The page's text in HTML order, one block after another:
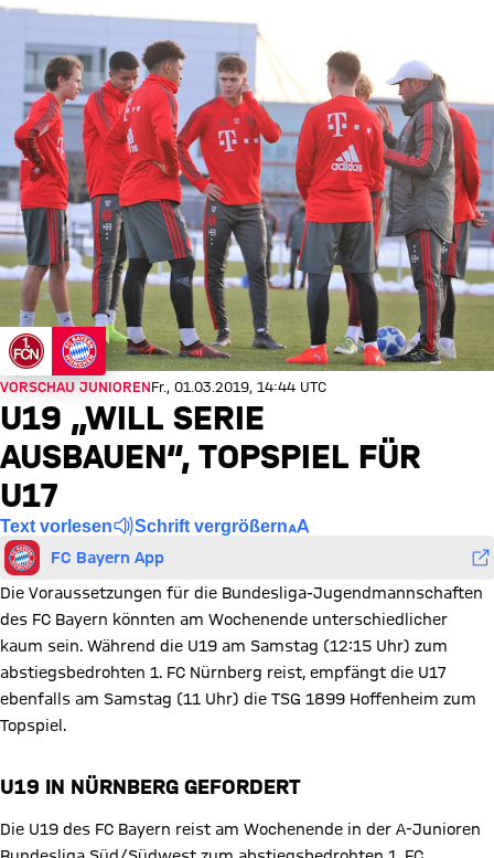
VORSCHAU JUNIORENFr., 01.03.2019, 14:44 UTC
U19 „WILL SERIE
AUSBAUEN“, TOPSPIEL FÜR
U17
Text vorlesen Schrift vergrößern
FC Bayern App
Die Voraussetzungen für die Bundesliga-Jugendmannschaften
des FC Bayern könnten am Wochenende unterschiedlicher
kaum sein. Während die U19 am Samstag (12:15 Uhr) zum
abstiegsbedrohten 1. FC Nürnberg reist, empfängt die U17
ebenfalls am Samstag (11 Uhr) die TSG 1899 Hoffenheim zum
Topspiel.
U19 IN NÜRNBERG GEFORDERT
Die U19 des FC Bayern reist am Wochenende in der A-Junioren